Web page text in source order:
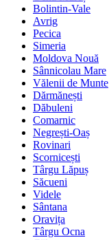
Bolintin-Vale
Avrig
Pecica
Simeria
Moldova Nouă
Sânnicolau Mare
Vălenii de Munte
Dărmănești
Dăbuleni
Comarnic
Negrești-Oaș
Rovinari
Scornicești
Târgu Lăpuș
Săcueni
Videle
Sântana
Oravița
Târgu Ocna